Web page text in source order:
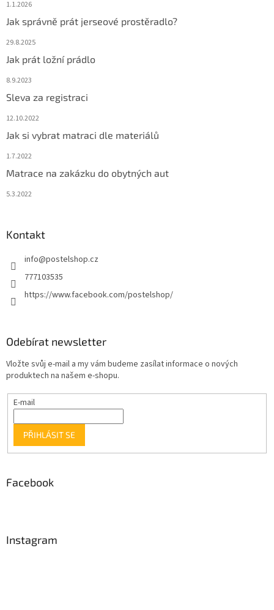
1.1.2026
Jak správně prát jerseové prostěradlo?
29.8.2025
Jak prát ložní prádlo
8.9.2023
Sleva za registraci
12.10.2022
Jak si vybrat matraci dle materiálů
1.7.2022
Matrace na zakázku do obytných aut
5.3.2022
Kontakt
info@postelshop.cz
777103535
https://www.facebook.com/postelshop/
Odebírat newsletter
Vložte svůj e-mail a my vám budeme zasílat informace o nových
produktech na našem e-shopu.
E-mail
PŘIHLÁSIT SE
Facebook
Instagram